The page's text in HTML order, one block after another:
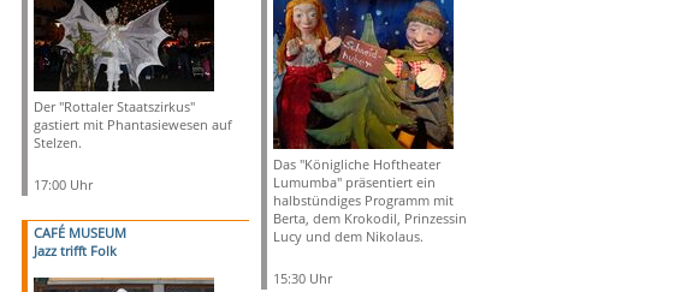
Der "Rottaler Staatszirkus"
gastiert mit Phantasiewesen auf
Stelzen.
17:00 Uhr
CAFÉ MUSEUM
Jazz trifft Folk
Das "Königliche Hoftheater
Lumumba" präsentiert ein
halbstündiges Programm mit
Berta, dem Krokodil, Prinzessin
Lucy und dem Nikolaus.
15:30 Uhr